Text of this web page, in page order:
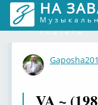
НА
соцсеть
VA ~